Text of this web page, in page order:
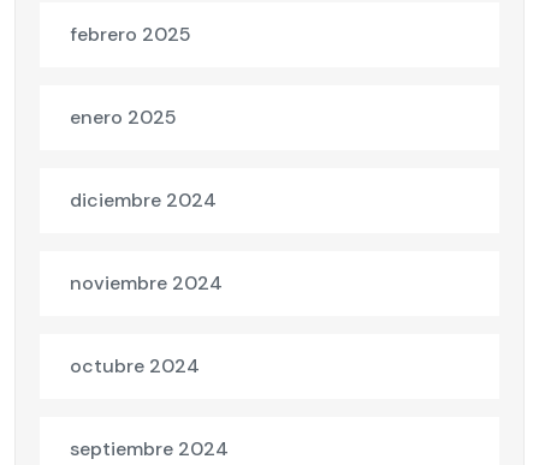
febrero 2025
enero 2025
diciembre 2024
noviembre 2024
octubre 2024
septiembre 2024